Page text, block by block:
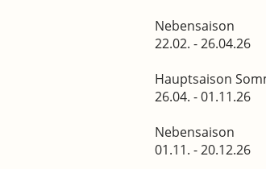
Nebensaison
22.02.
Hauptsaison
26.04.
Nebensaison
01.11.